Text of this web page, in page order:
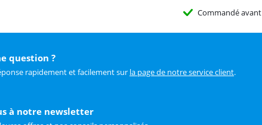
Commandé avant
question ?
rapidement et facilement sur la page de notre service client.
à notre newsletter